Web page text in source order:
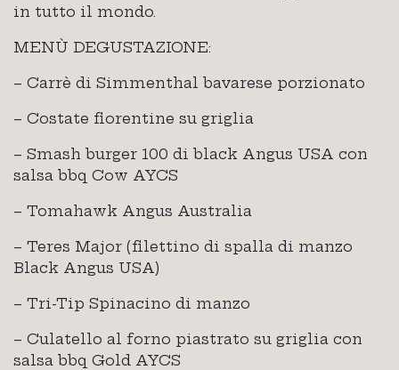
in tutto il mondo.
MENÙ DEGUSTAZIONE:
– Carrè di Simmenthal bavarese porzionato
– Costate fiorentine su griglia
– Smash burger 100 di black Angus USA con
salsa bbq Cow AYCS
– Tomahawk Angus Australia
– Teres Major (filettino di spalla di manzo
Black Angus USA)
– Tri-Tip Spinacino di manzo
– Culatello al forno piastrato su griglia con
salsa bbq Gold AYCS